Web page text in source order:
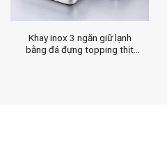
Khay inox 3 ngăn giữ lạnh
bằng đá đựng topping thịt